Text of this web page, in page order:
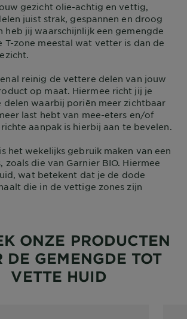
gezicht olie-achtig en vettig,
juist strak, gespannen en droog
heb jij waarschijnlijk een gemengde
T-zone meestal wat vetter is dan de
reinig de vettere delen van jouw
op maat. Hiermee richt jij je
delen waarbij poriën meer zichtbaar
last hebt van mee-eters en/of
aanpak is hierbij aan te bevelen.
het wekelijks gebruik maken van een
zoals die van Garnier BIO. Hiermee
wat betekent dat je de dode
die in de vettige zones zijn
ONZE PRODUCTEN
DE GEMENGDE TOT
VETTE HUID